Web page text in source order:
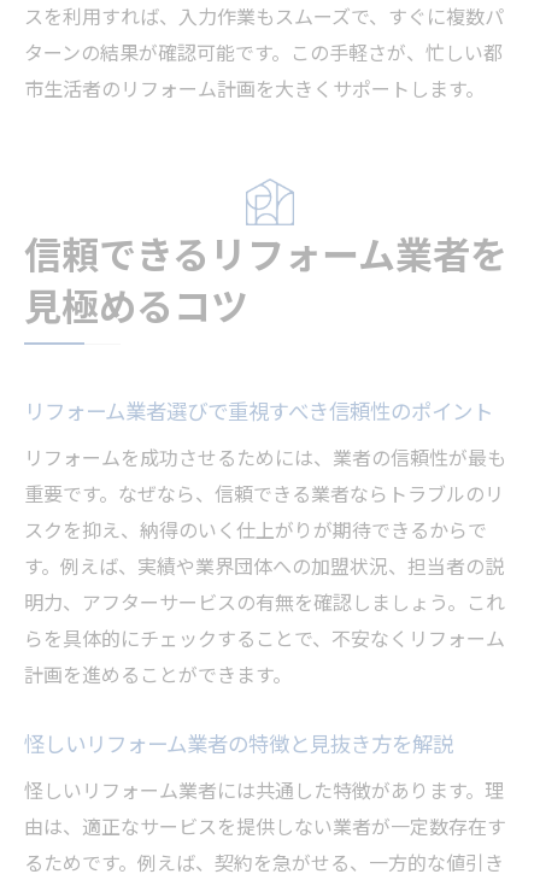
スを利用すれば、入力作業もスムーズで、すぐに複数パ
ターンの結果が確認可能です。この手軽さが、忙しい都
市生活者のリフォーム計画を大きくサポートします。
信頼できるリフォーム業者を
見極めるコツ
リフォーム業者選びで重視すべき信頼性のポイント
リフォームを成功させるためには、業者の信頼性が最も
重要です。なぜなら、信頼できる業者ならトラブルのリ
スクを抑え、納得のいく仕上がりが期待できるからで
す。例えば、実績や業界団体への加盟状況、担当者の説
明力、アフターサービスの有無を確認しましょう。これ
らを具体的にチェックすることで、不安なくリフォーム
計画を進めることができます。
怪しいリフォーム業者の特徴と見抜き方を解説
怪しいリフォーム業者には共通した特徴があります。理
由は、適正なサービスを提供しない業者が一定数存在す
るためです。例えば、契約を急がせる、一方的な値引き